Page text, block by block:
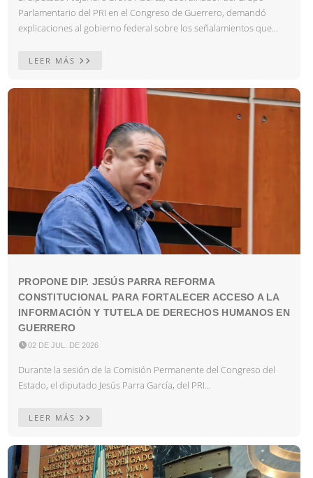
Parlamentario del PRI en el Congreso de Guerrero, demandó
explicaciones al gobierno federal sobre los señalamientos que...
LEER MÁS
PROPONE DIP. JESÚS PARRA REFORMA
CONSTITUCIONAL PARA FORTALECER ACCESO A LA
INFORMACIÓN Y TUTELA DE DERECHOS HUMANOS EN
GUERRERO
02 DE JUL. DE 2026
Durante la sesión de la Comisión Permanente del Congreso del
Estado, el diputado Jesús Parra García, del PRI...
LEER MÁS